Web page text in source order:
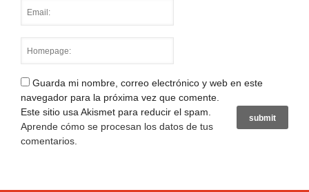
Guarda mi nombre, correo electrónico y web en este
navegador para la próxima vez que comente.
Este sitio usa Akismet para reducir el spam.
Aprende cómo se procesan los datos de tus
comentarios